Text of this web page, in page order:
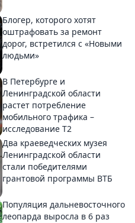
Блогер, которого хотят
оштрафовать за ремонт
дорог, встретился с «Новыми
людьми»
В Петербурге и
Ленинградской области
растет потребление
мобильного трафика –
исследование T2
Два краеведческих музея
Ленинградской области
стали победителями
грантовой программы ВТБ
Популяция дальневосточного
леопарда выросла в 6 раз